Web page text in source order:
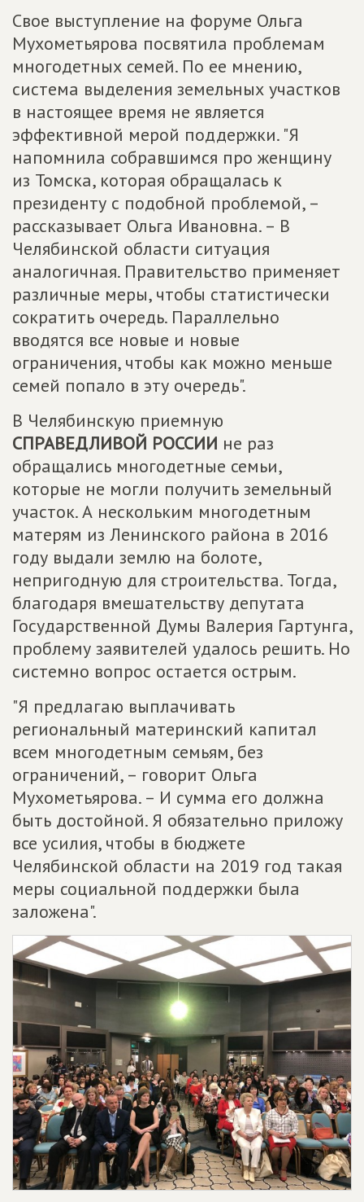
Свое выступление на форуме Ольга
Мухометьярова посвятила проблемам
многодетных семей. По ее мнению,
система выделения земельных участков
в настоящее время не является
эффективной мерой поддержки. "Я
напомнила собравшимся про женщину
из Томска, которая обращалась к
президенту с подобной проблемой, –
рассказывает Ольга Ивановна. – В
Челябинской области ситуация
аналогичная. Правительство применяет
различные меры, чтобы статистически
сократить очередь. Параллельно
вводятся все новые и новые
ограничения, чтобы как можно меньше
семей попало в эту очередь".
В Челябинскую приемную
СПРАВЕДЛИВОЙ РОССИИ не раз
обращались многодетные семьи,
которые не могли получить земельный
участок. А нескольким многодетным
матерям из Ленинского района в 2016
году выдали землю на болоте,
непригодную для строительства. Тогда,
благодаря вмешательству депутата
Государственной Думы Валерия Гартунга,
проблему заявителей удалось решить. Но
системно вопрос остается острым.
"Я предлагаю выплачивать
региональный материнский капитал
всем многодетным семьям, без
ограничений, – говорит Ольга
Мухометьярова. – И сумма его должна
быть достойной. Я обязательно приложу
все усилия, чтобы в бюджете
Челябинской области на 2019 год такая
меры социальной поддержки была
заложена".